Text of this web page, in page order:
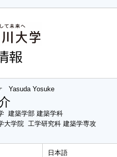
Yasuda Yosuke
建築学部 建築学科
大学院 工学研究科 建築学専攻
日本語